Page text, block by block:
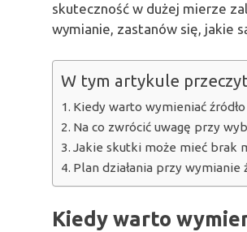
skuteczność w dużej mierze
wymianie, zastanów się, jakie
W tym artykule
Kiedy warto wymieniać
Na co zwrócić uwagę przy
Jakie skutki może mieć brak
Plan działania przy wymianie
Kiedy warto